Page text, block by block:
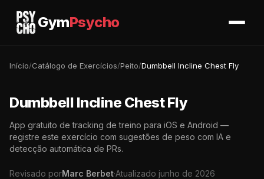
GymPsycho
Início/Catálogo de Exercícios/Peito/Dumbbell Incline Chest Fly
Dumbbell Incline Chest Fly
App gratuito de tracking de treino para iOS e Android —
registre este exercício com sugestões de peso com IA e
detecção automática de PRs.
Revisado porMarc Berbet·Atualizado junho de 2026